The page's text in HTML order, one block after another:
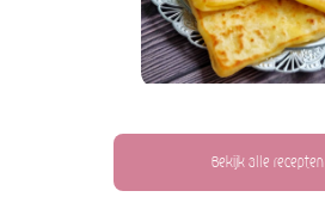
Bekijk alle recepten